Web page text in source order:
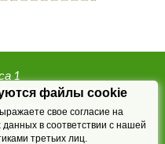
1
380-980,
43-20
до 19-00
файлы cookie
свое согласие на
в соответствии с нашей
третьих лиц.